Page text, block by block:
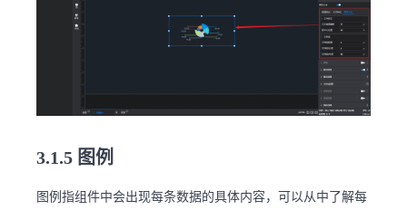
3.1.5 图例
图例指组件中会出现每条数据的具体内容，可以从中了解每